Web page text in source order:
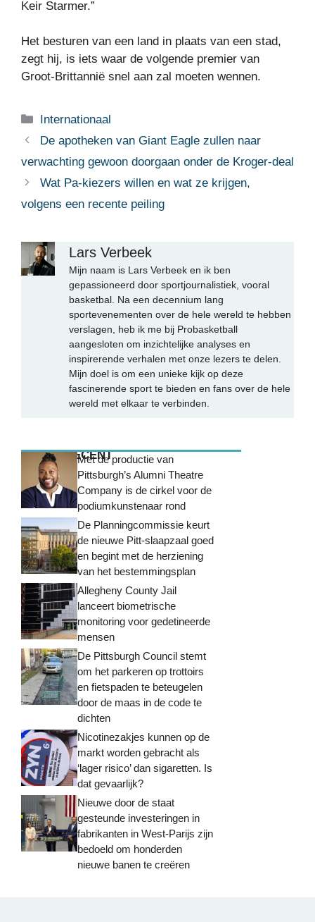
Keir Starmer.”
Het besturen van een land in plaats van een stad,
zegt hij, is iets waar de volgende premier van
Groot-Brittannië snel aan zal moeten wennen.
Categorieën
Internationaal
De apotheken van Giant Eagle zullen naar
verwachting gewoon doorgaan onder de Kroger-deal
Wat Pa-kiezers willen en wat ze krijgen,
volgens een recente peiling
Lars Verbeek
Mijn naam is Lars Verbeek en ik ben
gepassioneerd door sportjournalistiek, vooral
basketbal. Na een decennium lang
sportevenementen over de hele wereld te hebben
verslagen, heb ik me bij Probasketball
aangesloten om inzichtelijke analyses en
inspirerende verhalen met onze lezers te delen.
Mijn doel is om een unieke kijk op deze
fascinerende sport te bieden en fans over de hele
wereld met elkaar te verbinden.
MEEST RECENTMet de productie van
Pittsburgh’s Alumni Theatre
Company is de cirkel voor de
podiumkunstenaar rond
De Planningcommissie keurt
de nieuwe Pitt-slaapzaal goed
en begint met de herziening
van het bestemmingsplan
Allegheny County Jail
lanceert biometrische
monitoring voor gedetineerde
mensen
De Pittsburgh Council stemt
om het parkeren op trottoirs
en fietspaden te beteugelen
door de maas in de code te
dichten
Nicotinezakjes kunnen op de
markt worden gebracht als
‘lager risico’ dan sigaretten. Is
dat gevaarlijk?
Nieuwe door de staat
gesteunde investeringen in
fabrikanten in West-Parijs zijn
bedoeld om honderden
nieuwe banen te creëren